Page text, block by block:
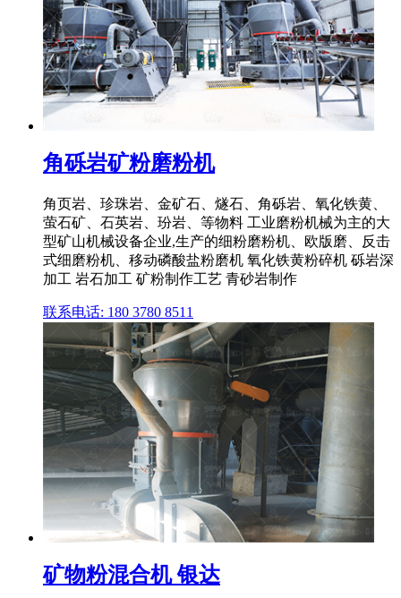
角砾岩矿粉磨粉机
角页岩、珍珠岩、金矿石、燧石、角砾岩、氧化铁黄、
萤石矿、石英岩、玢岩、等物料 工业磨粉机械为主的大
型矿山机械设备企业,生产的细粉磨粉机、欧版磨、反击
式细磨粉机、移动磷酸盐粉磨机 氧化铁黄粉碎机 砾岩深
加工 岩石加工 矿粉制作工艺 青砂岩制作
联系电话: 180 3780 8511
矿物粉混合机 银达